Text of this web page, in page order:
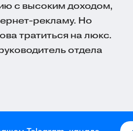
с высоким доходом,
рекламу. Но
тратиться на люкс.
отдела